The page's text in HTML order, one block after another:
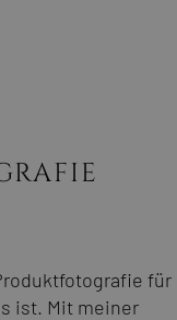
für
ist. Mit meiner